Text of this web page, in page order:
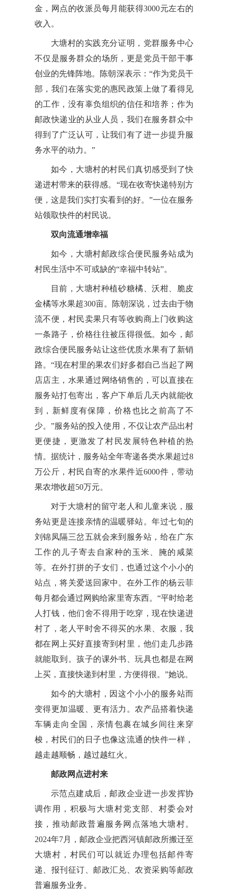
金，网点的收派员每月能获得3000元左右的
收入。
大塘村的实践充分证明，党群服务中心
不仅是服务群众的场所，更是党员干部干事
创业的先锋阵地。陈朝深表示：“作为党员干
部，我们在落实党的惠民政策上做了看得见
的工作，没有辜负组织的信任和培养；作为
邮政快递业的从业人员，我们在服务群众中
得到了广泛认可，让我们有了进一步提升服
务水平的动力。”
如今，大塘村的村民们真切感受到了快
递进村带来的获得感。“现在收寄快递特别方
便，这是我们实打实看到的好。”一位在服务
站领取快件的村民说。
双向流通增幸福
如今，大塘村邮政综合便民服务站成为
村民生活中不可或缺的“幸福中转站”。
目前，大塘村种植砂糖橘、沃柑、脆皮
金橘等水果超300亩。陈朝深说，过去由于物
流不便，村民卖果只有等收购商上门收购这
一条路子，价格往往被压得很低。如今，邮
政综合便民服务站让这些优质水果有了新销
路。“现在村里的果农们好多都自己当起了网
店店主，水果通过网络销售的，可以直接在
服务站打包寄出，客户下单后几天内就能收
到，新鲜度有保障，价格也比之前高了不
少。”服务站的投入使用，不仅让农产品出村
更便捷，更激发了村民发展特色种植的热
情。据统计，服务站全年寄递各类水果超过8
万公斤，村民自寄的水果件近6000件，带动
果农增收超50万元。
对于大塘村的留守老人和儿童来说，服
务站更是连接亲情的温暖驿站。年过七旬的
刘锦凤隔三岔五就会来到服务站，给在广东
工作的儿子寄去自家种的玉米、腌的咸菜
等。在外打拼的子女们，也通过这个小小的
站点，将关爱送回家中。在外工作的杨云菲
每月都会通过网购给家里寄东西。“平时给老
人打钱，他们舍不得用于吃穿，现在快递进
村了，老人平时舍不得买的水果、衣服，我
都在网上买好直接寄到村里，他们走几步路
就能取到。孩子的课外书、玩具也都是在网
上买，直接快递到村里，方便得很。”她说。
如今的大塘村，因这个小小的服务站而
变得更加温暖、更有活力。农产品搭着快递
车辆走向全国，亲情包裹在城乡间往来穿
梭，村民们的日子也像这流通的快件一样，
越走越顺畅，越过越红火。
邮政网点进村来
示范点建成后，邮政企业进一步发挥协
调作用，积极与大塘村党支部、村委会对
接，推动邮政普遍服务网点落地大塘村。
2024年7月，邮政企业把西河镇邮政所搬迁至
大塘村，村民们可以就近办理包括邮件寄
递、报刊征订、邮政汇兑、农资采购等邮政
普遍服务业务。